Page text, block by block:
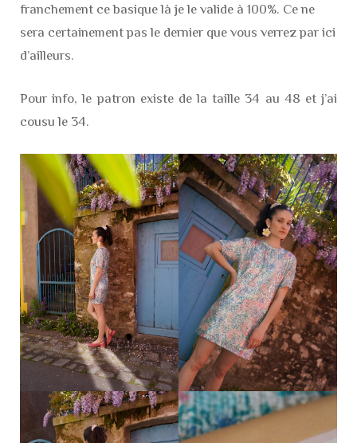
franchement ce basique là je le valide à 100%. Ce ne
sera certainement pas le dernier que vous verrez par ici
d’ailleurs.
Pour info, le patron existe de la taille 34 au 48 et j’ai
cousu le 34.